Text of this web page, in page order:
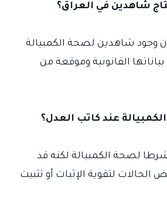
شاهدين في العراق؟
وجود شاهدين لصحة الكمبيالة
القانونية وموقعة من
عند كاتب العدل؟
لصحة الكمبيالة لكنه قد
لتقوية الإثبات أو تثبيت